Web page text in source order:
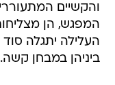
והקשיים
המפגש, הן
העלילה יתגלה
ביניהן במבחן קשה.